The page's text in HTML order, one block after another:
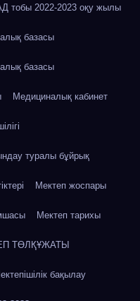
тобы 2022-2023 оқу жылы
базасы
базасы
Медициналық кабинет
туралы бұйрық
Мектеп жоспары
Мектеп тарихы
ТӨЛҚҰЖАТЫ
бақылау